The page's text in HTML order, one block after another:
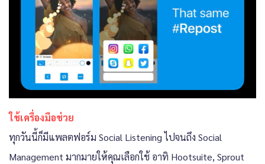
ใช้เครื่องมือช่วย
ทุกวันนี้ก็มีแพลตฟอร์ม Social Listening ไปจนถึง Social
Management มากมายให้คุณเลือกใช้ อาทิ Hootsuite, Sprout